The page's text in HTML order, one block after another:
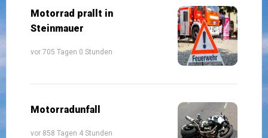
Motorrad prallt in
Steinmauer
vor 705 Tagen 0 Stunden
Motorradunfall
vor 858 Tagen 4 Stunden